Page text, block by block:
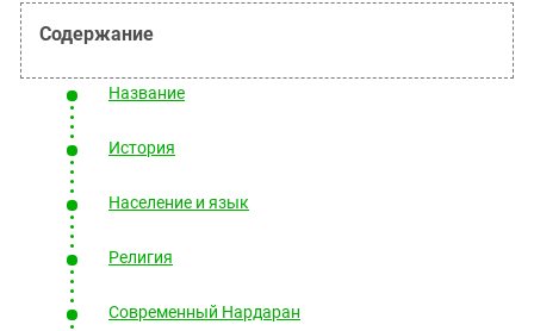
Российская Федерация
Северная Осетия - Алания
СКФО
Ставропольский край
Чечня
Южная Осетия
Южный Кавказ
ЮФО
Название
История
Население и язык
Религия
Современный Нардаран